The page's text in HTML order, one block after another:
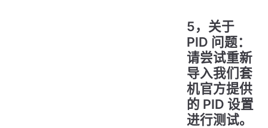
5，关于
PID 问题：
请尝试重新
导入我们套
机官方提供
的 PID 设置
进行测试。